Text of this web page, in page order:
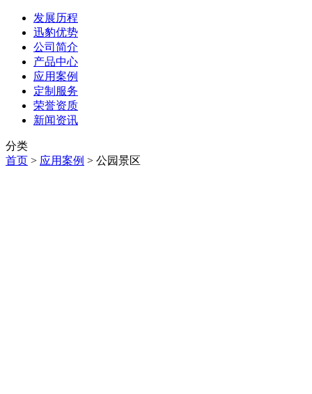
发展历程
迅豹优势
公司简介
产品中心
应用案例
定制服务
荣誉资质
新闻资讯
分类
首页 > 应用案例 > 公园景区